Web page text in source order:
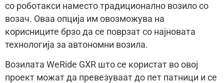
со роботакси наместо традиционално возило со
возач. Оваа опција им овозможува на
корисниците брзо да се поврзат со најновата
технологија за автономни возила.
Возилата WeRide GXR што се користат во овој
проект можат да превезуваат до пет патници и се